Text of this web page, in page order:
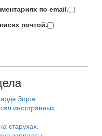
по email.
почтой.
Зорге
иностранных
старухах.